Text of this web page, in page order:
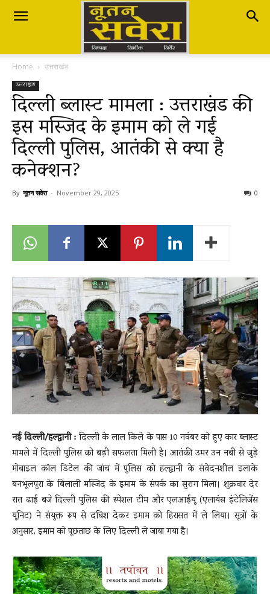
Nutan
Savera
नूतन
सवेरा
Breaking
News
LIVE
Home उत्तराखंड
उत्तराखंड
दिल्ली ब्लास्ट मामला : उत्तराखंड की
इस मस्जिद के इमाम को ले गई
दिल्ली पुलिस, आतंकी से क्या है
कनेक्शन?
By नूतन सवेरा - November 29, 2025 0
नई दिल्ली/हल्द्वानी :दिल्ली के लाल किले के पास 10 नवंबर को हुए कार ब्लास्ट
मामले में दिल्ली पुलिस को बड़ी सफलता मिली है। आतंकी उमर उन नबी से जुड़े
मोबाइल कॉल डिटेल की जांच में पुलिस को हल्द्वानी के संवेदनशील इलाके
बनभूलपुरा के बिलाली मस्जिद के इमाम के संपर्क का सुराग मिला। शुक्रवार देर
रात ढाई बजे दिल्ली पुलिस की स्पेशल टीम और एलआईयू (एलायंस इंटेलिजेंस
यूनिट) ने संयुक्त रूप से दबिश देकर इमाम को हिरासत में ले लिया। सूत्रों के
अनुसार, इमाम को पूछताछ के लिए दिल्ली ले जाया गया है।